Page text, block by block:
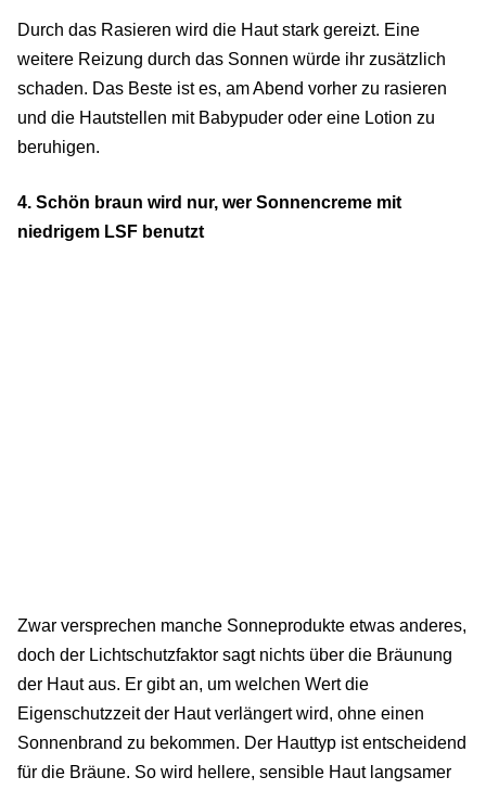
Durch das Rasieren wird die Haut stark gereizt. Eine
weitere Reizung durch das Sonnen würde ihr zusätzlich
schaden. Das Beste ist es, am Abend vorher zu rasieren
und die Hautstellen mit Babypuder oder eine Lotion zu
beruhigen.
4. Schön braun wird nur, wer Sonnencreme mit
niedrigem LSF benutzt
Zwar versprechen manche Sonneprodukte etwas anderes,
doch der Lichtschutzfaktor sagt nichts über die Bräunung
der Haut aus. Er gibt an, um welchen Wert die
Eigenschutzzeit der Haut verlängert wird, ohne einen
Sonnenbrand zu bekommen. Der Hauttyp ist entscheidend
für die Bräune. So wird hellere, sensible Haut langsamer